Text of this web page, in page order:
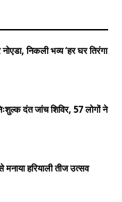
निकली भव्य ‘हर घर तिरंगा
दंत जांच शिविर, 57 लोगों ने
हरियाली तीज उत्सव